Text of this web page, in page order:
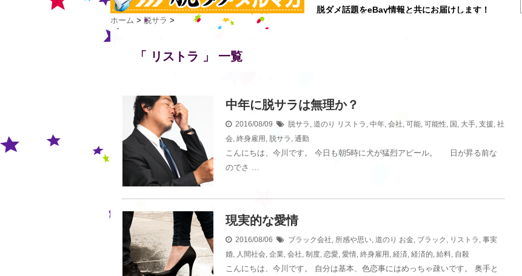
ホーム > 脱サラ >
「 リストラ 」 一覧
中年に脱サラは無理か？
2016/08/09 脱サラ , 道のり リストラ , 中年, 会社, 可能, 可能性, 国 , 大手, 支援, 社
会, 終身雇用 , 脱サラ , 通勤
こんにちは、今川です。 今日も朝5時に犬が猛烈アピール。 日が昇る前な
のでさ …
現実的な愛情
2016/08/06 ブラック会社, 所感や思い, 道のり お金, ブラック , リストラ , 事実
婚, 人間社会, 企業, 会社, 制度, 恋愛, 愛情, 終身雇用 , 経済, 経済的, 給料, 自殺
こんにちは、今川です。 自分は基本、色恋事にはめっちゃ疎いです。 奥手と